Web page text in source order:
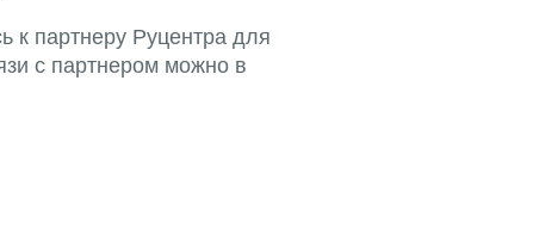
к партнеру Руцентра для
с партнером можно в